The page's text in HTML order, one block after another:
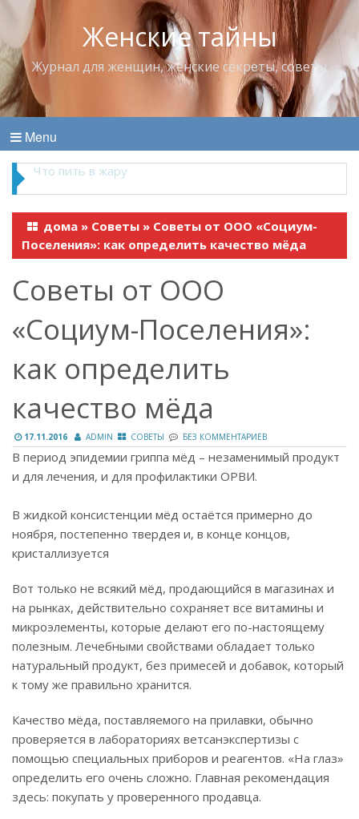
Женские тайны
Журнал для женщин, женские секреты, советы
Menu
Что пить в жару
дома » Советы » Советы от ООО «Социум-
Поселения»: как определить качество мёда
Советы от ООО
«Социум-Поселения»:
как определить
качество мёда
17.11.2016 ADMIN СОВЕТЫ БЕЗ КОММЕНТАРИЕВ
В период эпидемии гриппа мёд – незаменимый продукт
и для лечения, и для профилактики ОРВИ.
В жидкой консистенции мёд остаётся примерно до
ноября, постепенно твердея и, в конце концов,
кристаллизуется
Вот только не всякий мёд, продающийся в магазинах и
на рынках, действительно сохраняет все витамины и
микроэлементы, которые делают его по-настоящему
полезным. Лечебными свойствами обладает только
натуральный продукт, без примесей и добавок, который
к тому же правильно хранится.
Качество мёда, поставляемого на прилавки, обычно
проверяется в лабораториях ветсанэкспертизы с
помощью специальных приборов и реагентов. «На глаз»
определить его очень сложно. Главная рекомендация
здесь: покупать у проверенного продавца.